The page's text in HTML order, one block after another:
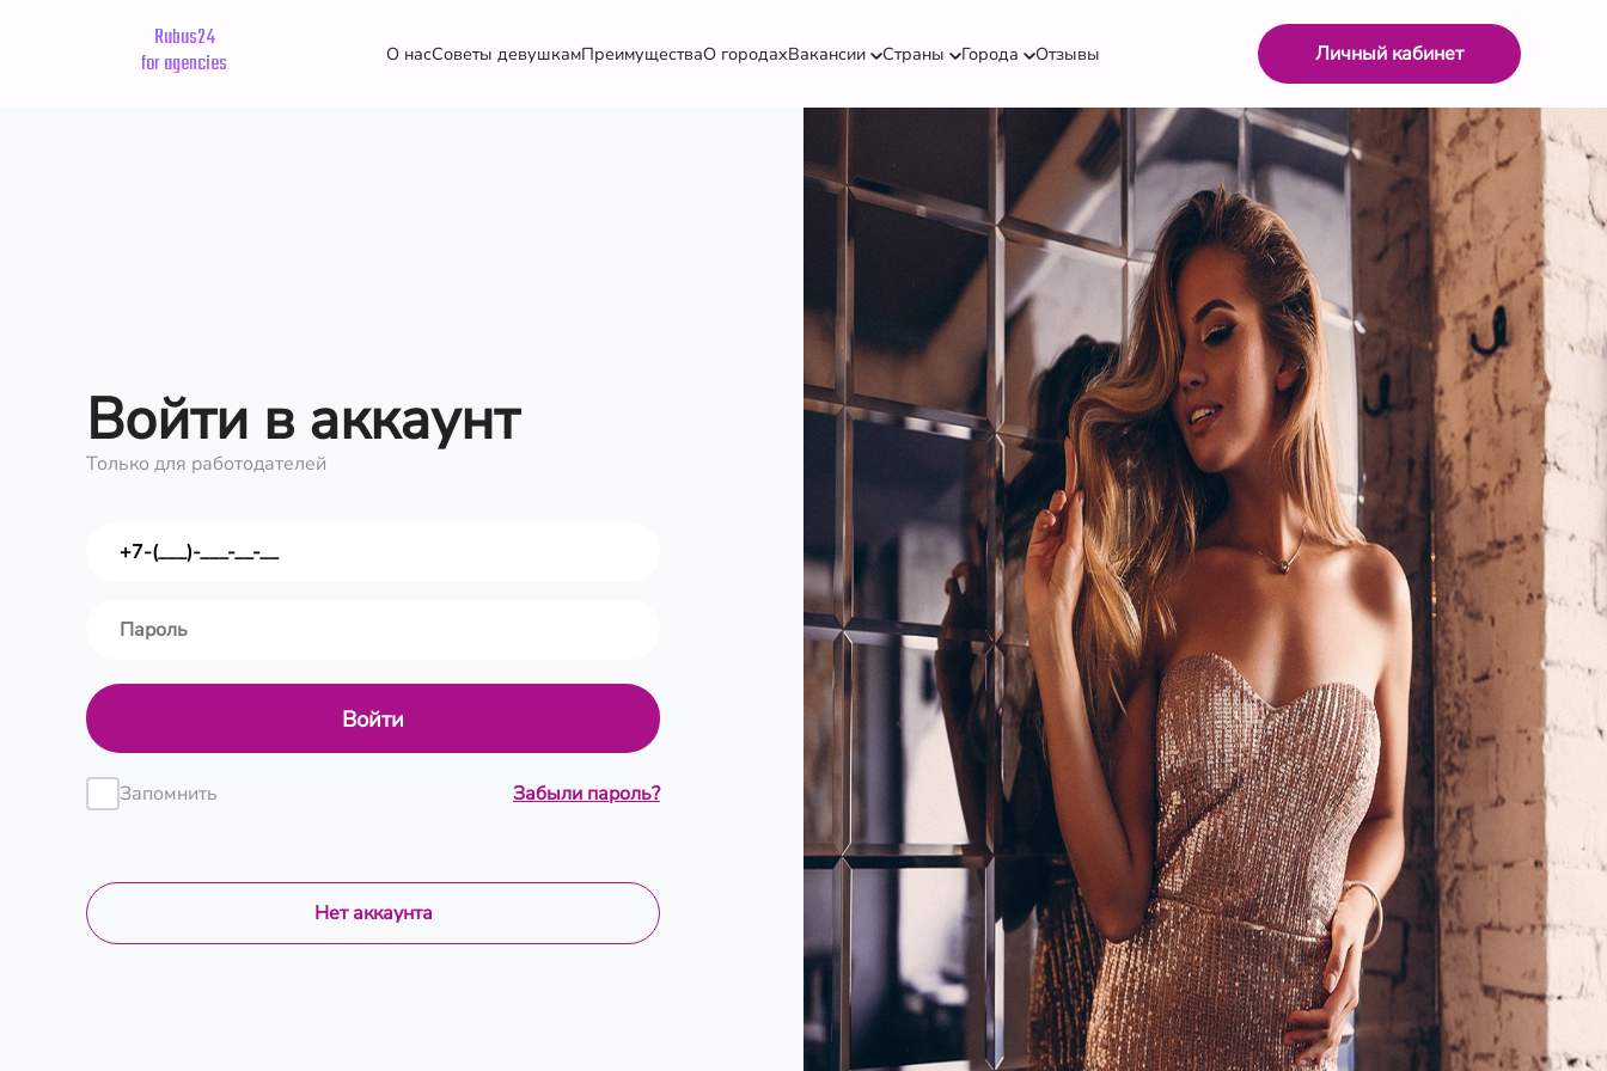
Rubus24
for agencies
О насСоветы девушкамПреимуществаО городахВакансии Страны Города Отзывы Личный кабинет
Войти в аккаунт
Только для работодателей
Войти
Запомнить Забыли пароль?
Нет аккаунта